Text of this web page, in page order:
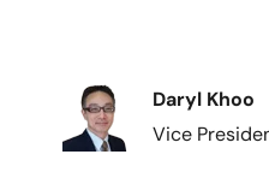
图
Daryl Khoo
Vice